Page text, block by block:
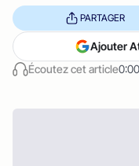
Écoutez cet article
PARTAGER
Ajouter